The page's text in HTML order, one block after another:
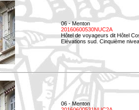
06 - Menton
20160600530NUC2A
Hôtel de voyageurs dit Hôtel
Elévations sud. Cinquième
06 - Menton